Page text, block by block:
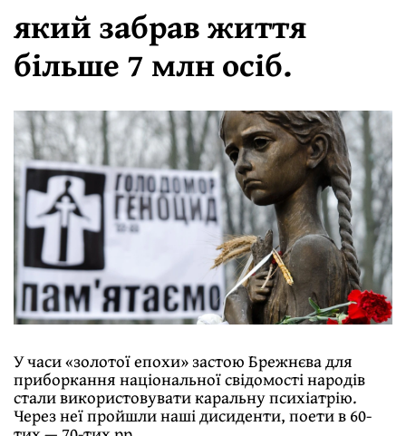
який забрав життя
більше 7 млн осіб.
У часи «золотої епохи» застою Брежнєва для
приборкання національної свідомості народів
стали використовувати каральну психіатрію.
Через неї пройшли наші дисиденти, поети в 60-